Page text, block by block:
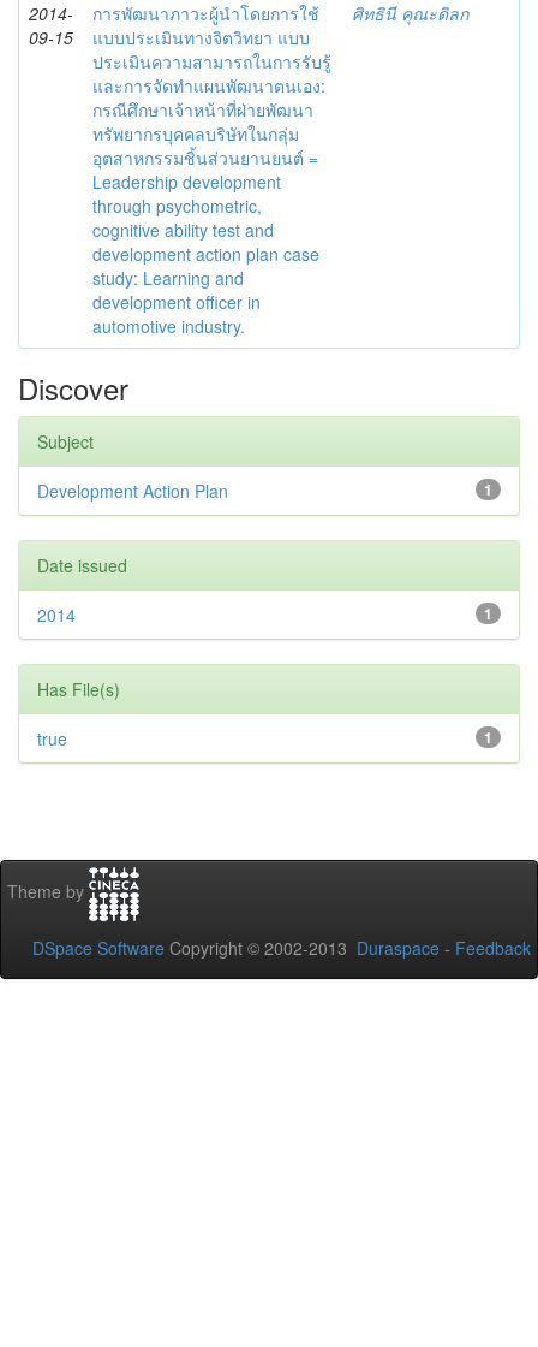
2014-
09-15
การพัฒนาภาวะผู้นำโดยการใช้
แบบประเมินทางจิตวิทยา แบบ
ประเมินความสามารถในการรับรู้
และการจัดทำแผนพัฒนาตนเอง:
กรณีศึกษาเจ้าหน้าที่ฝ่ายพัฒนา
ทรัพยากรบุคคลบริษัทในกลุ่ม
อุตสาหกรรมชิ้นส่วนยานยนต์ =
Leadership development
through psychometric,
cognitive ability test and
development action plan case
study: Learning and
development officer in
automotive industry.
ศิทธินี คุณะดิลก
Discover
Subject
1
Development Action Plan
Date issued
1
2014
Has File(s)
1
true
Theme by
DSpace Software Copyright © 2002-2013 Duraspace - Feedback